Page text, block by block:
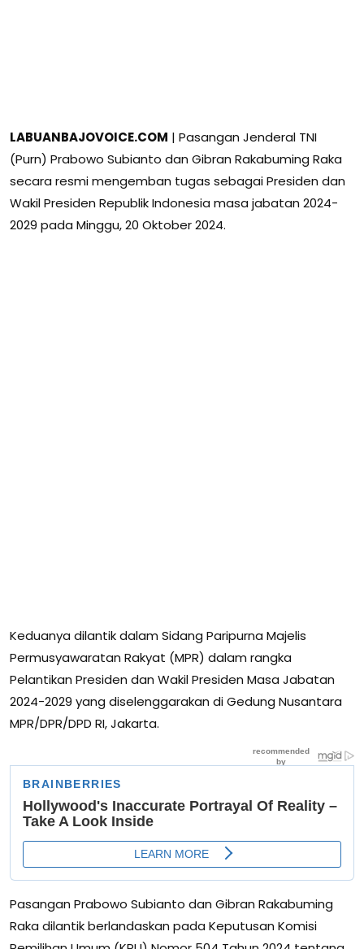
LABUANBAJOVOICE.COM | Pasangan Jenderal TNI
(Purn) Prabowo Subianto dan Gibran Rakabuming Raka
secara resmi mengemban tugas sebagai Presiden dan
Wakil Presiden Republik Indonesia masa jabatan 2024-
2029 pada Minggu, 20 Oktober 2024.
Keduanya dilantik dalam Sidang Paripurna Majelis
Permusyawaratan Rakyat (MPR) dalam rangka
Pelantikan Presiden dan Wakil Presiden Masa Jabatan
2024-2029 yang diselenggarakan di Gedung Nusantara
MPR/DPR/DPD RI, Jakarta.
Pasangan Prabowo Subianto dan Gibran Rakabuming
Raka dilantik berlandaskan pada Keputusan Komisi